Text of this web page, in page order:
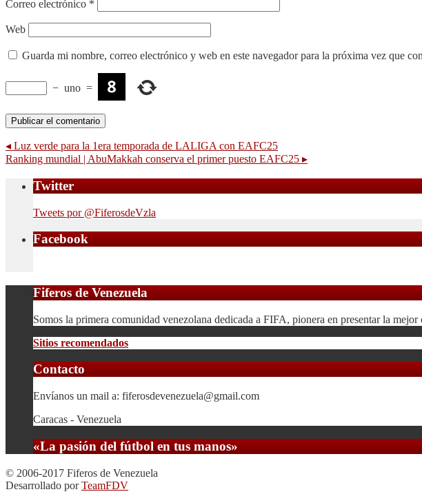
Correo electrónico *
Web
Guarda mi nombre, correo electrónico y web en este navegador para la próxima vez que
− uno =
◂ Luz verde para la 1era temporada de LALIGA con EAFC25
Ranking mundial | AbuMakkah conserva el primer puesto EAFC25 ▸
Twitter
Tweets por @FiferosdeVzla
Facebook
Fiferos de Venezuela
Somos la primera comunidad venezolana dedicada a FIFA, pionera en presentar la
Sitios recomendados
Contacto
Envíanos un mail a: fiferosdevenezuela@gmail.com
Caracas - Venezuela
«La pasión del fútbol en tus manos»
© 2006-2017 Fiferos de Venezuela
Desarrollado porTeamFDV